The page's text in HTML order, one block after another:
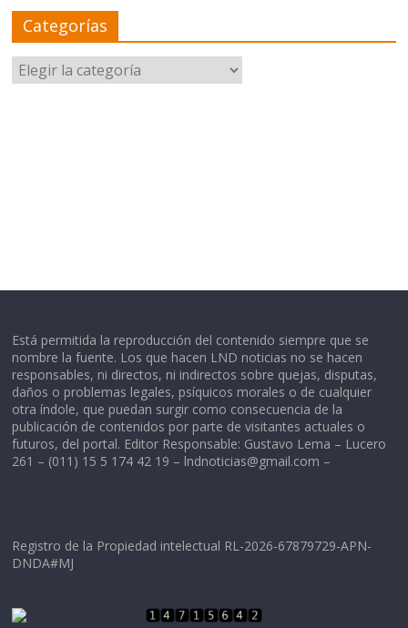
Categorías
Categorías
Está permitida la reproducción del contenido siempre que se
nombre la fuente. Los que hacen LND noticias no se hacen
responsables, ni directos, ni indirectos sobre quejas, disputas,
daños o problemas legales, psíquicos morales o de cualquier
otra índole, que puedan surgir como consecuencia de la
publicación de contenidos por parte de visitantes actuales o
futuros, del portal. Editor Responsable: Gustavo Lema – Lucero
261 – (011) 15 5 174 42 19 – lndnoticias@gmail.com –
Registro de la Propiedad intelectual RL-2026-67879729-APN-
DNDA#MJ